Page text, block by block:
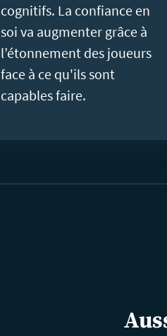
cognitifs. La confiance en
soi va augmenter grâce à
l’étonnement des joueurs
face à ce qu'ils sont
capables faire.